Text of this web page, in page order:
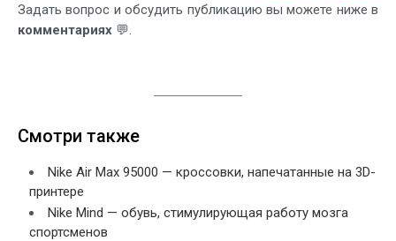
Задать вопрос и обсудить публикацию вы можете ниже в
комментариях 💬.
Смотри также
Nike Air Max 95000 — кроссовки, напечатанные на 3D-
принтере
Nike Mind — обувь, стимулирующая работу мозга
спортсменов